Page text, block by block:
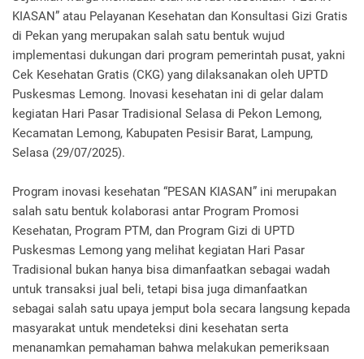
KIASAN” atau Pelayanan Kesehatan dan Konsultasi Gizi Gratis
di Pekan yang merupakan salah satu bentuk wujud
implementasi dukungan dari program pemerintah pusat, yakni
Cek Kesehatan Gratis (CKG) yang dilaksanakan oleh UPTD
Puskesmas Lemong. Inovasi kesehatan ini di gelar dalam
kegiatan Hari Pasar Tradisional Selasa di Pekon Lemong,
Kecamatan Lemong, Kabupaten Pesisir Barat, Lampung,
Selasa (29/07/2025).
Program inovasi kesehatan “PESAN KIASAN” ini merupakan
salah satu bentuk kolaborasi antar Program Promosi
Kesehatan, Program PTM, dan Program Gizi di UPTD
Puskesmas Lemong yang melihat kegiatan Hari Pasar
Tradisional bukan hanya bisa dimanfaatkan sebagai wadah
untuk transaksi jual beli, tetapi bisa juga dimanfaatkan
sebagai salah satu upaya jemput bola secara langsung kepada
masyarakat untuk mendeteksi dini kesehatan serta
menanamkan pemahaman bahwa melakukan pemeriksaan